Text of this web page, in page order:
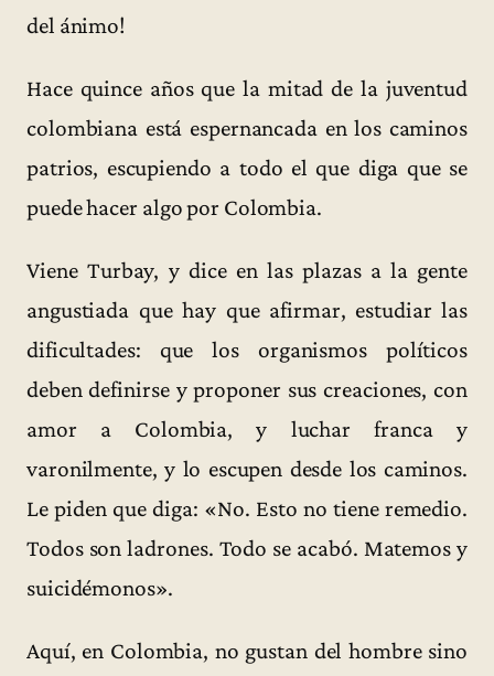
del ánimo!
Hace quince años que la mitad de la juventud
colombiana está espernancada en los caminos
patrios, escupiendo a todo el que diga que se
puede hacer algo por Colombia.
Viene Turbay, y dice en las plazas a la gente
angustiada que hay que afirmar, estudiar las
dificultades: que los organismos políticos
deben definirse y proponer sus creaciones, con
amor a Colombia, y luchar franca y
varonilmente, y lo escupen desde los caminos.
Le piden que diga: «No. Esto no tiene remedio.
Todos son ladrones. Todo se acabó. Matemos y
suicidémonos».
Aquí, en Colombia, no gustan del hombre sino